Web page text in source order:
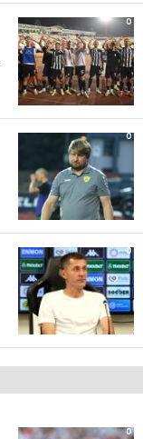
0
0
0
0